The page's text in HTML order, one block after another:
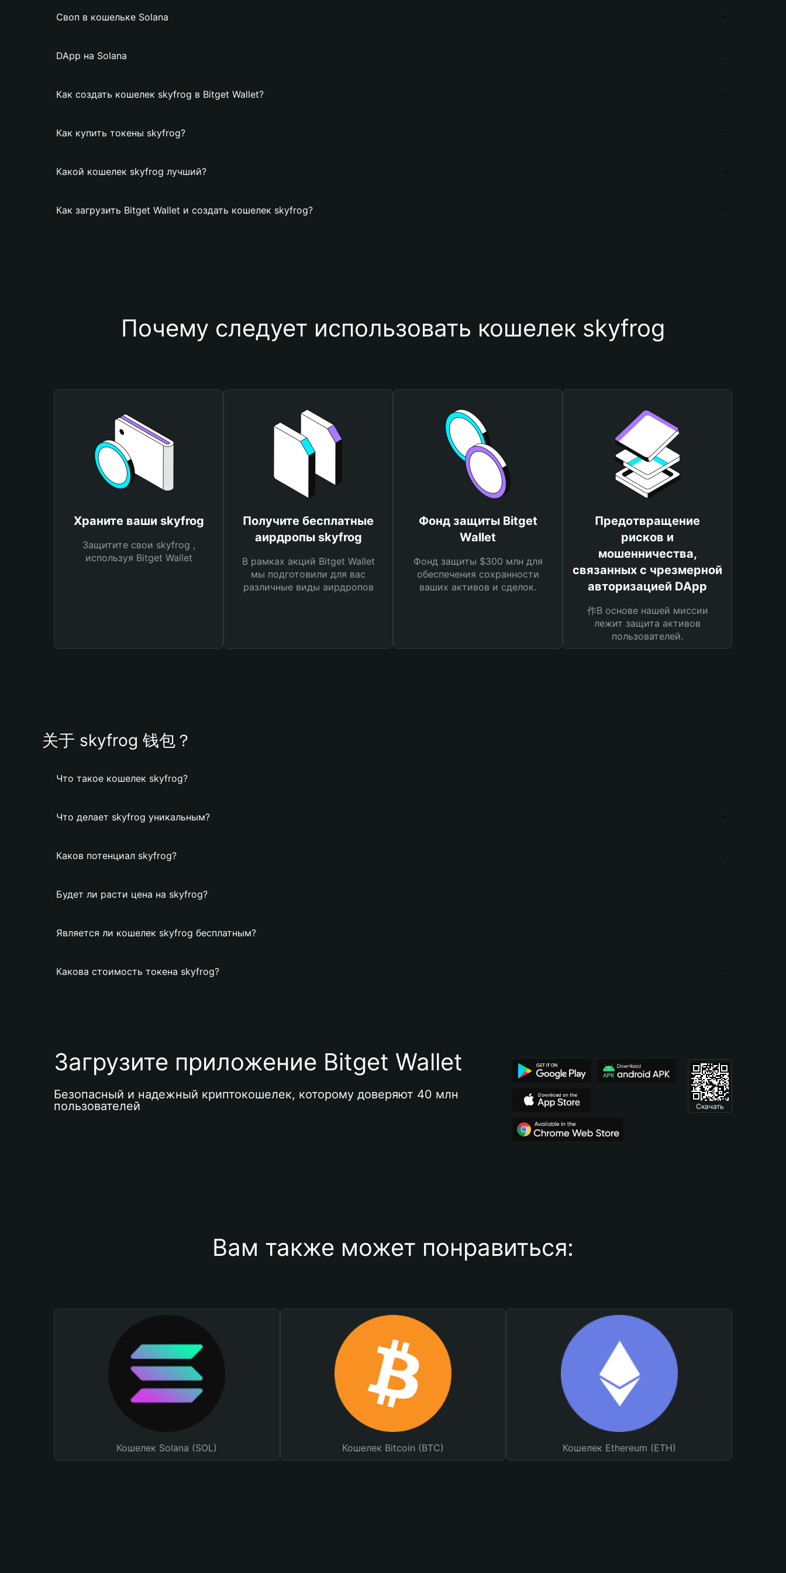
Своп в кошельке Solana
DApp на Solana
Как создать кошелек skyfrog в Bitget Wallet?
Как купить токены skyfrog?
Какой кошелек skyfrog лучший?
Как загрузить Bitget Wallet и создать кошелек skyfrog?
Почему следует использовать кошелек skyfrog
Храните ваши skyfrog
Защитите свои skyfrog ,
используя Bitget Wallet
Получите бесплатные
аирдропы skyfrog
В рамках акций Bitget Wallet
мы подготовили для вас
различные виды аирдропов
Фонд защиты Bitget
Wallet
Фонд защиты $300 млн для
обеспечения сохранности
ваших активов и сделок.
Предотвращение
рисков и
мошенничества,
связанных с чрезмерной
авторизацией DApp
作В основе нашей миссии
лежит защита активов
пользователей.
关于 skyfrog 钱包？
Что такое кошелек skyfrog?
Что делает skyfrog уникальным?
Каков потенциал skyfrog?
Будет ли расти цена на skyfrog?
Является ли кошелек skyfrog бесплатным?
Какова стоимость токена skyfrog?
Загрузите приложение Bitget Wallet
Безопасный и надежный криптокошелек, которому доверяют 40 млн
пользователей
Скачать
Вам также может понравиться:
Кошелек Solana (SOL) Кошелек Bitcoin (BTC) Кошелек Ethereum (ETH)